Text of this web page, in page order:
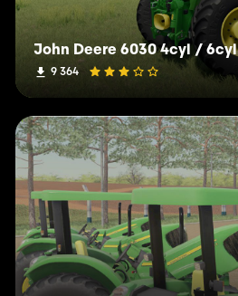
John Deere 6030 4cyl / 6cyl
9 364